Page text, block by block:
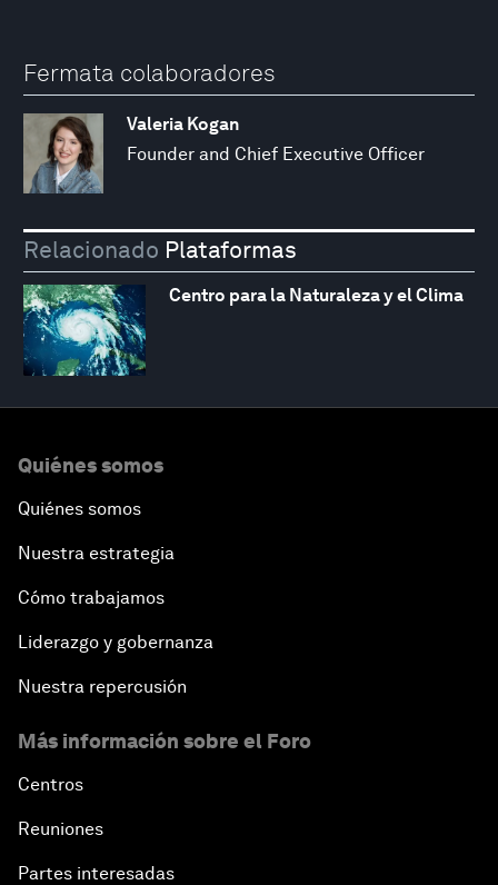
Fermata colaboradores
Valeria Kogan
Founder and Chief Executive Officer
Relacionado Plataformas
Centro para la Naturaleza y el Clima
Quiénes somos
Quiénes somos
Nuestra estrategia
Cómo trabajamos
Liderazgo y gobernanza
Nuestra repercusión
Más información sobre el Foro
Centros
Reuniones
Partes interesadas